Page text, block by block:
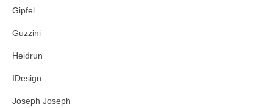
Gipfel
Guzzini
Heidrun
IDesign
Joseph Joseph